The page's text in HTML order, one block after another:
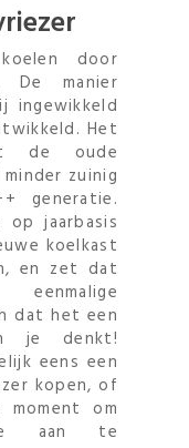
door
De manier
ingewikkeld
Het
de oude
zuinig
generatie.
jaarbasis
koelkast
en zet dat
dat het een
je denkt!
eens een
kopen, of
om
aan te